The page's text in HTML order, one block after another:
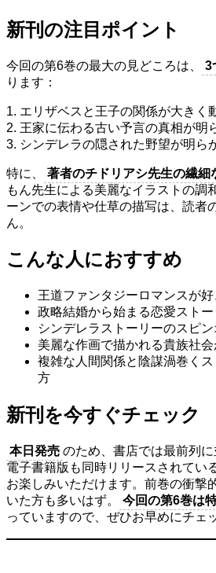
新刊の注目ポイント
今回の第6巻の最大の見どころは、 3
ります：
1. エリザベスと王子の関係が大きく
2. 王家に伝わる古い予言の真相が明
3. シンデレラの隠された野望が明ら
特に、 著者のチドリアシ先生の繊細
もん先生による美麗なイラストの調
ーンでの表情や仕草の描写は、読者
ん。
こんな人におすすめ
王道ファンタジーロマンスが
政略結婚から始まる恋愛スト
シンデレラストーリーのスピ
美麗な作画で描かれる貴族社
複雑な人間関係と陰謀渦巻く
方
新刊を今すぐチェック
本日発売 のため、書店では最前列に
電子書籍版も同時リリースされてい
お楽しみいただけます。前巻の衝撃
いた方も多いはず。
今回の第6巻は
っていますので、ぜひお早めにチェ